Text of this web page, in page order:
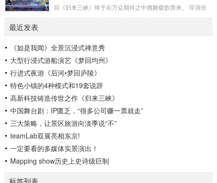
的形式呈现在大众面前，让客人审视特定时代的文化遗存，感
受直隶文化的独特魅力。《直隶一品宴》讲述直隶官...
目《归来三峡》终于在万众期待之中携舞载歌而来。 导演张
咽喉，吴楚万里之襟带”，是一座拥有2300多年灿烂文明的“中
华诗城”。作为重庆市文旅“三峡牌”的主战场和最前线，《归来
三峡...
最近发表
《如是我闻》全景沉浸式禅意秀
大型行浸式游船演艺《梦回均州》
行进式夜游《后河•梦回庐陵》
特色小镇的4种模式和19套说辞
高新科技铸造传世之作《归来三峡》
中国舞台剧：IP匮乏，“很多公司赚一票就走”
三大策略，让景区旅游向淡季说“不”
teamLab双展亮相东京!
一定要看的多媒体实景演出！
Mapping show历史上史诗级巨制
标签列表